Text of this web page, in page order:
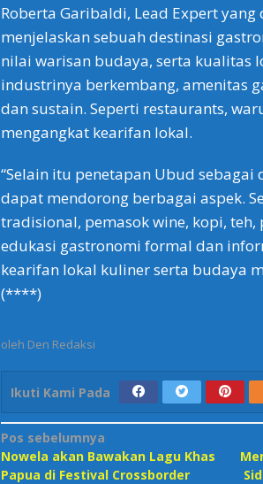
Roberta Garibaldi, Lead Expert
menjelaskan sebuah destinasi
nilai warisan budaya, serta kualitas
industrinya berkembang, amenitas
dan sustain. Seperti restaurants,
mengangkat kearifan lokal.
“Selain itu penetapan Ubud
dapat mendorong berbagai aspek.
tradisional, pemasok wine, kopi,
edukasi gastronomi formal dan
kearifan lokal kuliner serta budaya
(****)
oleh Den Redaksi
Ikuti Kami Pada
Navigasi
pos
Pos sebelumnya
Nowela akan Bawakan Lagu Khas
Papua di Festival Crossborder